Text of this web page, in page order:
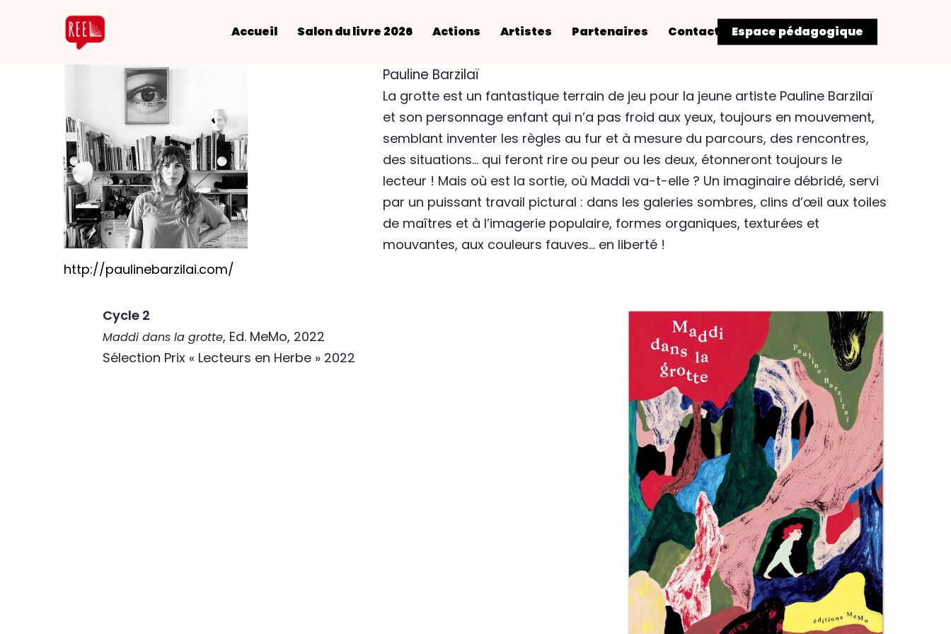
Accueil Salon du livre 2026 Actions Artistes Partenaires Contact Espace pédagogique
http://paulinebarzilai.com/
Pauline Barzilaï
La grotte est un fantastique terrain de jeu pour la jeune artiste Pauline Barzilaï
et son personnage enfant qui n’a pas froid aux yeux, toujours en mouvement,
semblant inventer les règles au fur et à mesure du parcours, des rencontres,
des situations… qui feront rire ou peur ou les deux, étonneront toujours le
lecteur ! Mais où est la sortie, où Maddi va-t-elle ? Un imaginaire débridé, servi
par un puissant travail pictural : dans les galeries sombres, clins d’œil aux toiles
de maîtres et à l’imagerie populaire, formes organiques, texturées et
mouvantes, aux couleurs fauves… en liberté !
Cycle 2
Maddi dans la grotte, Ed. MeMo, 2022
Sélection Prix « Lecteurs en Herbe » 2022